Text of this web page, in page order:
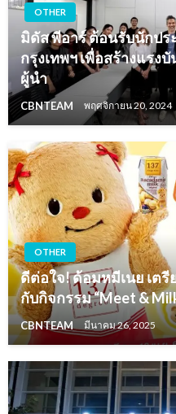
OTHER
มิดัส พีอาร์ ต้อนรับนักป
กรุงเทพฯ เพื่อสร้างแรง
ผู้นำ
CBNTEAM พฤศจิกายน 20, 2024
OTHER
ดีต่อใจ! ด้อมหมีเนย เต
กับกิจกรรม “Meet &
CBNTEAM มีนาคม 26, 2025